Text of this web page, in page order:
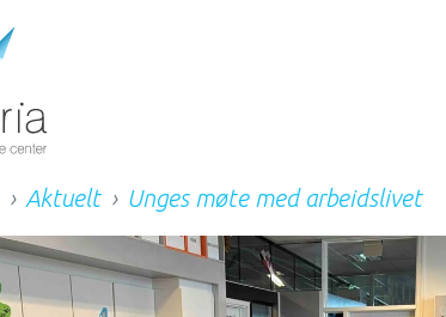
Aktuelt Unges møte med arbeidslivet